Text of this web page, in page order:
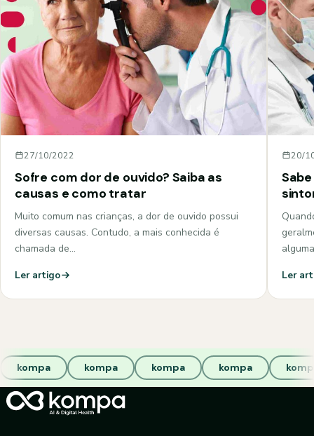
27/10/2022
Sofre com dor de ouvido? Saiba as
causas e como tratar
Muito comum nas crianças, a dor de ouvido possui
diversas causas. Contudo, a mais conhecida é
chamada de…
Ler artigo
20/
Ler
kompa kompa kompa kompa